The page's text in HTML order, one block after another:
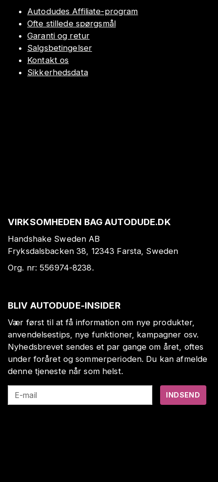
Autodudes Affiliate-program
Ofte stillede spørgsmål
Garanti og retur
Salgsbetingelser
Kontakt os
Sikkerhedsdata
VIRKSOMHEDEN BAG AUTODUDE.DK
Handshake Sweden AB
Fryksdalsbacken 38, 12343 Farsta, Sweden
Org. nr: 556974-8238.
BLIV AUTODUDE-INSIDER
Vær først til at få information om nye produkter,
anvendelsestips, nye funktioner, kampagner osv.
Nyhedsbrevet sendes et par gange om året, oftes
under foråret og sommerperioden. Du kan afmelde
denne tjeneste når som helst.
E-mail INDSEND